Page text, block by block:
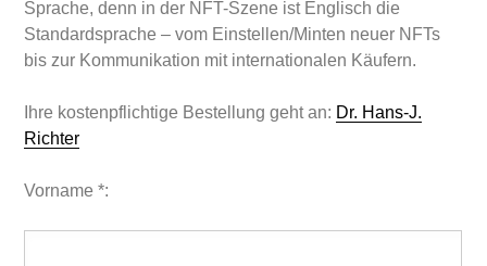
Sprache, denn in der NFT-Szene ist Englisch die
Standardsprache – vom Einstellen/Minten neuer NFTs
bis zur Kommunikation mit internationalen Käufern.
Ihre kostenpflichtige Bestellung geht an: Dr. Hans-J.
Richter
Vorname *: